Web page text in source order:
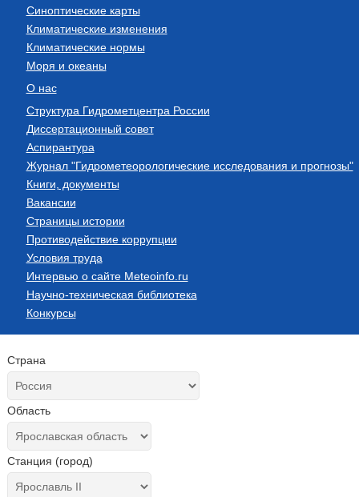
Синоптические карты
Климатические изменения
Климатические нормы
Моря и океаны
О нас
Структура Гидрометцентра России
Диссертационный совет
Аспирантура
Журнал "Гидрометеорологические исследования и прогнозы"
Книги, документы
Вакансии
Страницы истории
Противодействие коррупции
Условия труда
Интервью о сайте Meteoinfo.ru
Научно-техническая библиотека
Конкурсы
Страна
Область
Станция (город)